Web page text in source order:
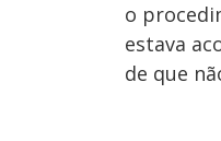
o
estava
de que